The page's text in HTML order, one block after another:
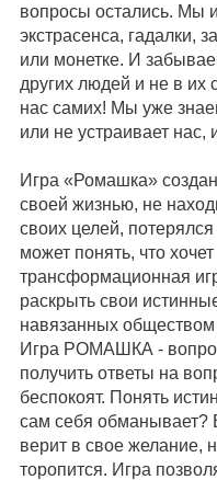
вопросы остались. Мы
экстрасенса, гадалки,
или монетке. И
других людей и не в их
нас самих! Мы уже
или не устраивает
Игра «Ромашка»
своей жизнью, не
своих целей,
может понять, что
трансформационная
раскрыть свои
навязанных
Игра РОМАШКА - вопрос
получить ответы на
беспокоят. Понять
сам себя обманывает?
верит в свое желание,
торопится. Игра